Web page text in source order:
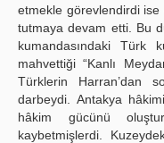
etmekle görevlendirdi ise
tutmaya devam etti. Bu
kumandasındaki Türk
mahvettiği “Kanlı
Türklerin Harran’dan
darbeydi. Antakya
hâkim gücünü
kaybetmişlerdi.